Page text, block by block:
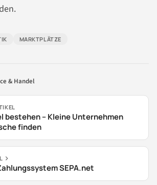
MARKTPLÄTZE
& Handel
bestehen – Kleine Unternehmen
finden
SEPA.net